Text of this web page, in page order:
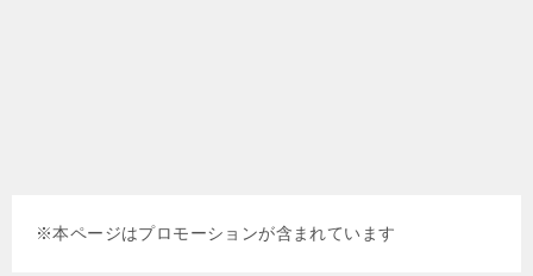
※本ページはプロモーションが含まれています